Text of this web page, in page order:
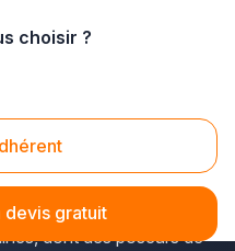
choisir ?
devis gratuit
le département du Nord
diverses entreprises
dont des poseurs de